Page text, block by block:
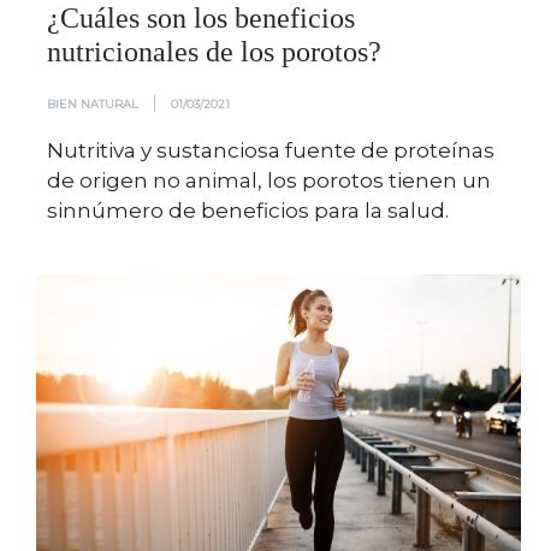
¿Cuáles son los beneficios
nutricionales de los porotos?
BIEN NATURAL | 01/03/2021
Nutritiva y sustanciosa fuente de proteínas
de origen no animal, los porotos tienen un
sinnúmero de beneficios para la salud.